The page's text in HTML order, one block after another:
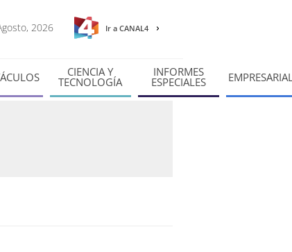
2026 Ir a CANAL4
CIENCIA Y
TECNOLOGÍA
INFORMES
ESPECIALES